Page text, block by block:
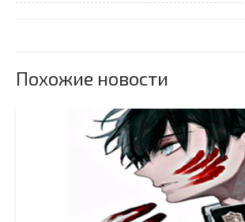
Похожие новости